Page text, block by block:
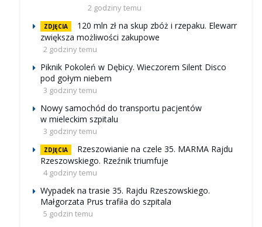
2 godziny temu
ZDJĘCIA
120 mln zł na skup zbóż i rzepaku. Elewarr
zwiększa możliwości zakupowe
2 godziny temu
Piknik Pokoleń w Dębicy. Wieczorem Silent Disco
pod gołym niebem
3 godziny temu
Nowy samochód do transportu pacjentów
w mieleckim szpitalu
3 godziny temu
ZDJĘCIA
Rzeszowianie na czele 35. MARMA Rajdu
Rzeszowskiego. Rzeźnik triumfuje
4 godziny temu
Wypadek na trasie 35. Rajdu Rzeszowskiego.
Małgorzata Prus trafiła do szpitala
5 godzin temu